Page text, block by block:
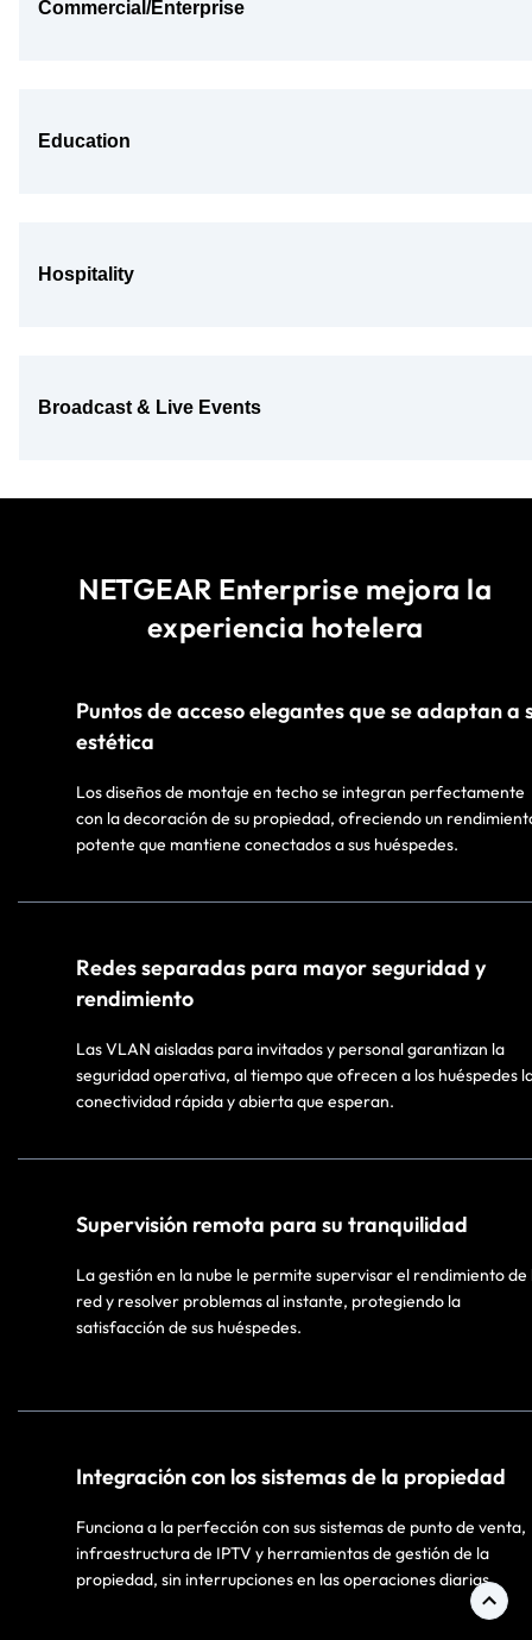
Commercial/Enterprise
Education
Hospitality
Broadcast & Live Events
NETGEAR Enterprise mejora la
experiencia hotelera
Puntos de acceso elegantes que se adaptan a
estética​
Los diseños de montaje en techo se integran perfectamente
con la decoración de su propiedad, ofreciendo un
potente que mantiene conectados a sus huéspedes.​
Redes separadas para mayor seguridad y
rendimiento​
Las VLAN aisladas para invitados y personal garantizan la
seguridad operativa, al tiempo que ofrecen a los huéspedes
conectividad rápida y abierta que esperan.​
Supervisión remota para su tranquilidad​
La gestión en la nube le permite supervisar el rendimiento de
red y resolver problemas al instante, protegiendo la
satisfacción de sus huéspedes.​
Integración con los sistemas de la propiedad​
Funciona a la perfección con sus sistemas de punto de venta,
infraestructura de IPTV y herramientas de gestión de la
propiedad, sin interrupciones en las operaciones diarias.​